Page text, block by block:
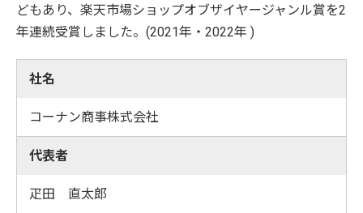
どもあり、楽天市場ショップオブザイヤージャンル賞を2
年連続受賞しました。(2021年・2022年 )
社名
コーナン商事株式会社
代表者
疋田 直太郎